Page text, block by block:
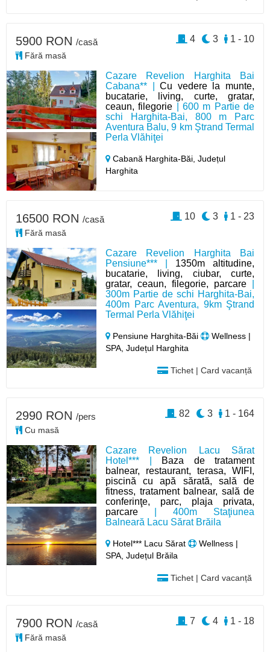
Cazare Revelion Harghita Bai
Cabana** |Cu vedere la munte,
bucatarie, living, curte, gratar,
ceaun, filegorie | 600 m Partie de
schi Harghita-Bai, 800 m Parc
Aventura Balu, 9 km Ştrand Termal
Perla Vlăhiţei
Cabană Harghita-Băi,Județul
Harghita
5900 RON /casă
Fără masă
1 - 10
3
4
Cazare Revelion Harghita Bai
Pensiune*** | 1350m altitudine,
bucatarie, living, ciubar, curte,
gratar, ceaun, filegorie, parcare
300m Partie de schi Harghita-Bai,
400m Parc Aventura, 9km Ştrand
Termal Perla Vlăhiţei
Pensiune Harghita-Băi
Wellness |
SPA, Județul Harghita
Tichet | Card vacanță
16500 RON /casă
Fără masă
1 - 23
3
10
Cazare Revelion Lacu Sărat
Hotel*** |
Baza de tratament
balnear, restaurant, terasa, WIFI,
piscină cu apă sărată, sală de
fitness, tratament balnear, sală de
conferinţe, parc, plaja privata,
parcare | 400m Staţiunea
Balneară Lacu Sărat Brăila
Hotel*** Lacu Sărat
Wellness |
SPA, Județul Brăila
Tichet | Card vacanță
2990 RON /pers
Cu masă
1 - 164
3
82
7900 RON /casă
Fără masă
1 - 18
4
7